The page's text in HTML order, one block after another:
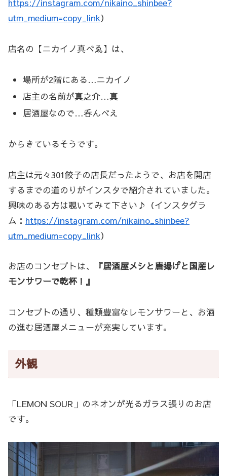
https://instagram.com/nikaino_shinbee?
utm_medium=copy_link）
店名の【ニカイノ真べゑ】は、
場所が2階にある…ニカイノ
店主の名前が真之介…真
居酒屋なので…呑んべえ
からきているそうです。
店主は元々301餃子の店長だったようで、お店を開店
するまでの道のりがインスタで紹介されていました。
興味のある方は覗いてみて下さい♪（インスタグラ
ム： https://instagram.com/nikaino_shinbee?
utm_medium=copy_link）
お店のコンセプトは、
『居酒屋メシと唐揚げと国産レ
モンサワーで乾杯！』
コンセプトの通り、種類豊富なレモンサワーと、お酒
の進む居酒屋メニューが充実しています。
外観
「LEMON SOUR」のネオンが光るガラス張りのお店
です。